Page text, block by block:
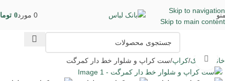
Skip to navigation
Skip to main content
0 مورد0
خانه پوشاک کراپ ست کراپ و شلوار خط دار کمرگت
برای بزرگنمایی کلیک کنید